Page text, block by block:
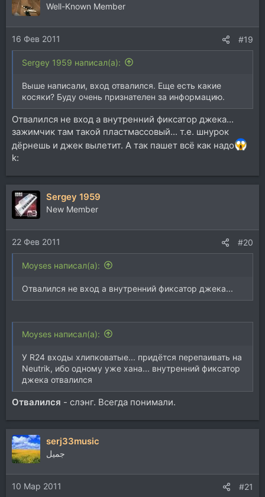
Well-Known Member
16 Фев 2011 #19
Sergey 1959 написал(а):
Выше написали, вход отвалился. Еще есть какие
косяки? Буду очень признателен за информацию.
Отвалился не вход а внутренний фиксатор джека...
зажимчик там такой пластмассовый... т.е. шнурок
дёрнешь и джек вылетит. А так пашет всё как надо
k:
Sergey 1959
New Member
22 Фев 2011 #20
Moyses написал(а):
Отвалился не вход а внутренний фиксатор джека...
Moyses написал(а):
У R24 входы хлипковатые... придётся перепаивать на
Neutrik, ибо одному уже хана... внутренний фиксатор
джека отвалился
Отвалился - слэнг. Всегда понимали.
serj33music
جميل
10 Мар 2011 #21